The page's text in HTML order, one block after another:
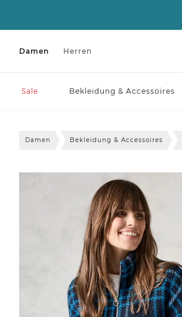
Damen Herren
Sale Bekleidung & Accessoires
Damen Bekleidung & Accessoires